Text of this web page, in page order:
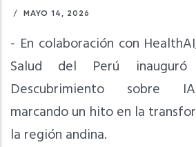
/ MAYO 14, 2026
- En colaboración con
Salud del Perú
Descubrimiento sobre IA
marcando un hito en la
la región andina.